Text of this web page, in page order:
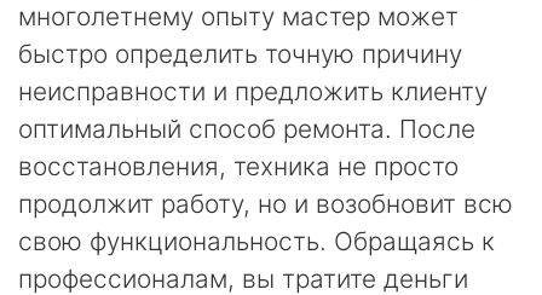
многолетнему опыту мастер может
быстро определить точную причину
неисправности и предложить клиенту
оптимальный способ ремонта. После
восстановления, техника не просто
продолжит работу, но и возобновит всю
свою функциональность. Обращаясь к
профессионалам, вы тратите деньги